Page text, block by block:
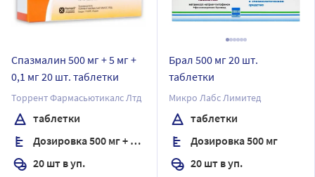
Спазмалин 500 мг + 5 мг +
0,1 мг 20 шт. таблетки
Торрент Фармасьютикалс Лтд
таблетки
Дозировка 500 мг + 5 мг + 0,1 мг
20 шт в уп.
Брал 500 мг 20 шт.
таблетки
Микро Лабс Лимитед
таблетки
Дозировка 500 мг
20 шт в уп.